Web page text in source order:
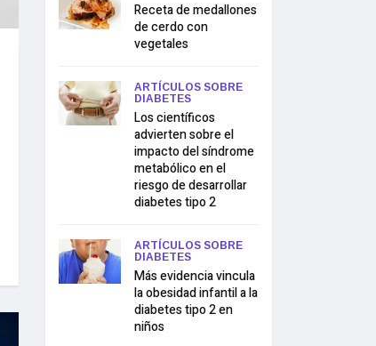
Receta de medallones
de cerdo con
vegetales
ARTÍCULOS SOBRE
DIABETES
Los científicos
advierten sobre el
impacto del síndrome
metabólico en el
riesgo de desarrollar
diabetes tipo 2
ARTÍCULOS SOBRE
DIABETES
Más evidencia vincula
la obesidad infantil a la
diabetes tipo 2 en
niños